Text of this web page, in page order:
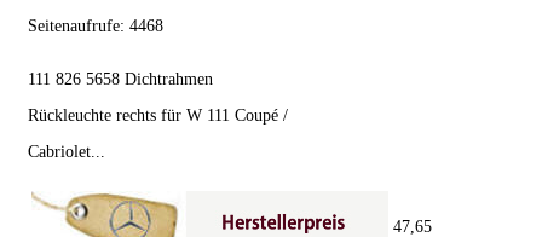
Seitenaufrufe: 4468
111 826 5658 Dichtrahmen
Rückleuchte rechts für W 111 Coupé /
Cabriolet...
47,65